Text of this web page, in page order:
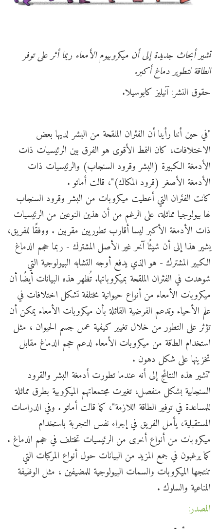
تشير أبحاث جديدة إلى أن ميكروبيوم الأمعاء ربما أثر على توفر
الطاقة لتطوير دماغ أكبر.
حقوق النشر: آنيليز كابوسيلا.
"في حين أننا رأينا أن الفئران الملقحة من البشر لديها بعض
الاختلافات، كان النمط الأقوى هو الفرق بين الرئيسيات ذات
الأدمغة الكبيرة (البشر وقرود السنجاب) والرئيسيات ذات
الأدمغة الأصغر (قرود المكاك)"، قالت أماتو .
كانت الفئران التي أعطيت ميكروبات من البشر وقرود السنجاب
لها بيولوجيا مماثلة، على الرغم من أن هذين النوعين من الرئيسيات
ذات الأدمغة الأكبر ليسا أقارب تطوريين مقربين . ووفقًا للفريق،
يشير هذا إلى أن شيئًا آخر غير الأصل المشترك - ربما حجم الدماغ
الكبير المشترك - هو الذي يدفع أوجه التشابه البيولوجية التي
شوهدت في الفئران الملقحة بميكروباتها. تُظهر هذه البيانات أيضًا أن
ميكروبات الأمعاء من أنواع حيوانية مختلفة تشكل اختلافات في
علم الأحياء وتدعم الفرضية القائلة بأن ميكروبات الأمعاء يمكن أن
تؤثر على التطور من خلال تغيير كيفية عمل جسم الحيوان ، مثل
استخدام الطاقة من ميكروبات الأمعاء لدعم حجم الدماغ مقابل
تخزينها على شكل دهون .
"تشير هذه النتائج إلى أنه عندما تطورت أدمغة البشر والقرود
السنجابية بشكل منفصل، تغيرت مجتمعاتهم الميكروبية بطرق مماثلة
للمساعدة في توفير الطاقة اللازمة"، كما قالت أماتو . وفي الدراسات
المستقبلية، يأمل الفريق في إجراء نفس التجربة باستخدام
ميكروبات من أنواع أخرى من الرئيسيات تختلف في حجم الدماغ .
كما يرغبون في جمع المزيد من البيانات حول أنواع المركبات التي
تنتجها الميكروبات والسمات البيولوجية للمضيفين ، مثل الوظيفة
المناعية والسلوك .
المصدر: